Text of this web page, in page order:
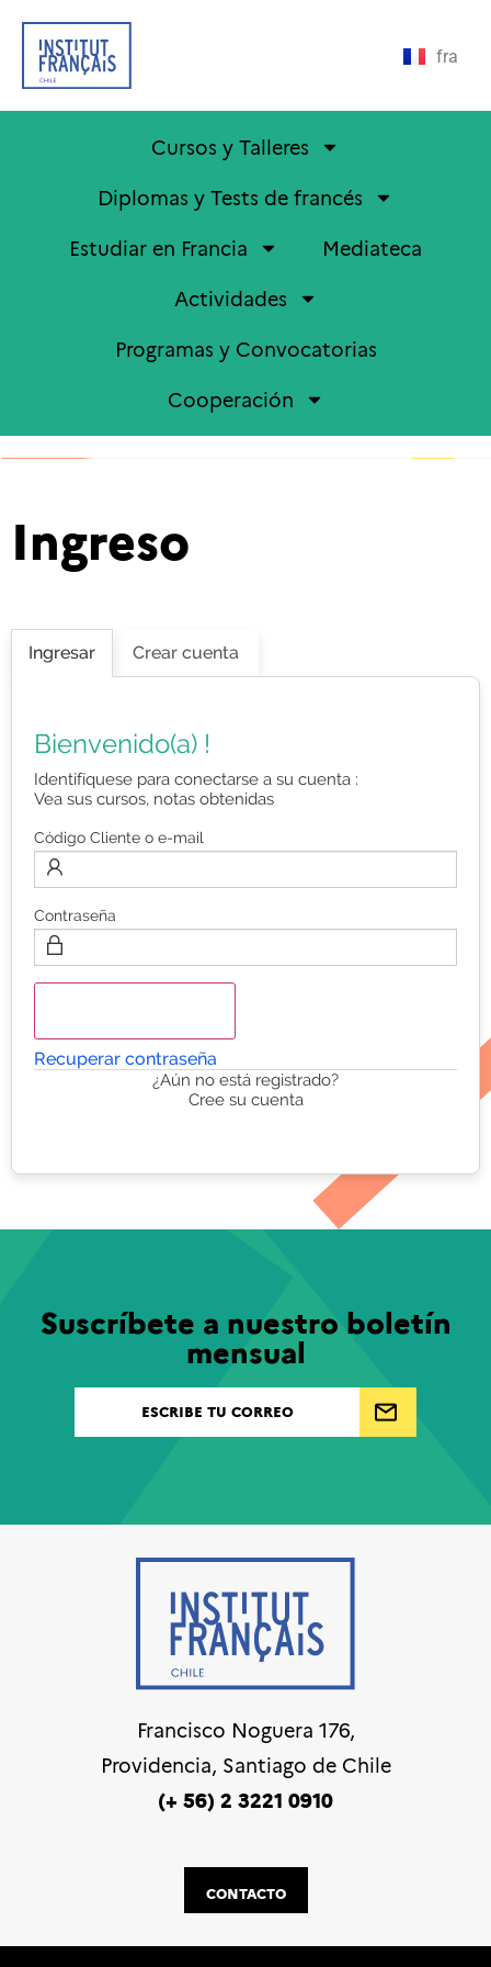
fra
Cursos y Talleres
Diplomas y Tests de francés
Estudiar en Francia
Mediateca
Actividades
Programas y Convocatorias
Cooperación
Ingreso
Ingresar Crear cuenta
Bienvenido(a) !
Identifíquese para conectarse a su cuenta :
Vea sus cursos, notas obtenidas
Código Cliente o e-mail
Contraseña
Recuperar contraseña
¿Aún no está registrado?
Cree su cuenta
Suscríbete a nuestro boletín
mensual
Francisco Noguera 176,
Providencia, Santiago de Chile
(+ 56) 2 3221 0910
CONTACTO